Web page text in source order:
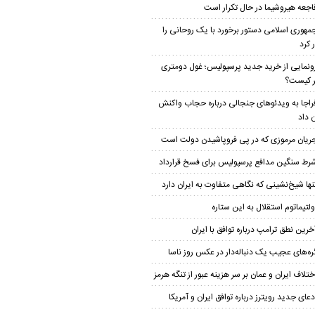
هیروشیما در حال تکرار است
اسلامی دستور برخورد با یک روحانی را
کرد
از خرید جدید پرسپولیس؛ غول دومتری
کیست؟
به ویدئوهای جنجالی درباره حجاب واکنش
داد
مرموزی که در پی فروپاشیدن دولت است
سنگین مدافع پرسپولیس برای فسخ قرارداد
شیخ‌نشینی که نگاهی متفاوت به ایران دارد
استقلال به این ستاره
نطق ترامپ درباره توافق با ایران
عجیب یک دنباله‌دار در عکس روز ناسا
ایران و عمان بر سر هزینه عبور از تنگه هرمز
جدید رویترز درباره توافق ایران و آمریکا